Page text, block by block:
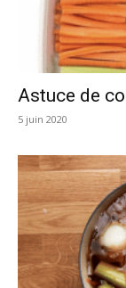
Astuce de
5 juin 2020